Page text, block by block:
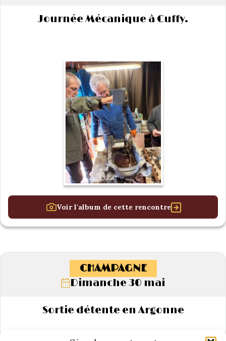
Journée Mécanique à Cuffy.
Voir l'album de cette rencontre
CHAMPAGNE
Dimanche 30 mai
Sortie détente en Argonne